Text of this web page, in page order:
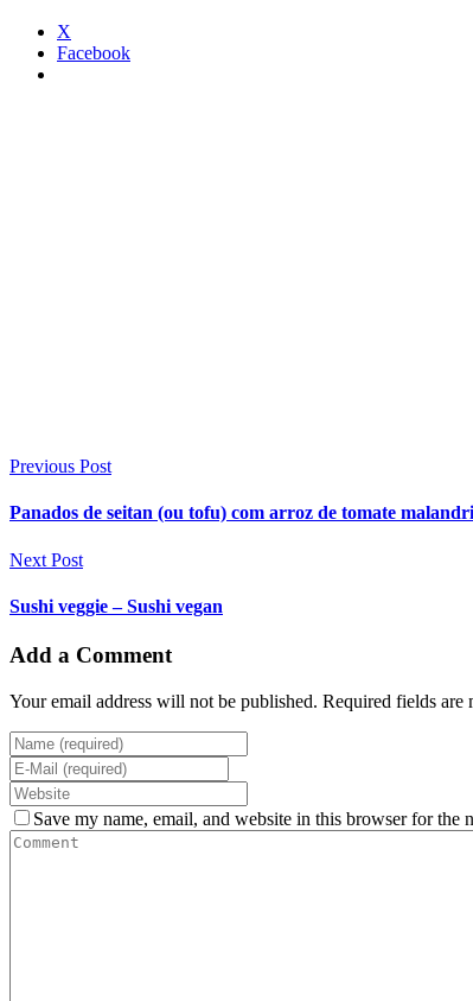
X
Facebook
Previous Post
Panados de seitan (ou tofu) com arroz de tomate
Next Post
Sushi veggie – Sushi vegan
Add a Comment
Your email address will not be published. Required fields are
Save my name, email, and website in this browser for the